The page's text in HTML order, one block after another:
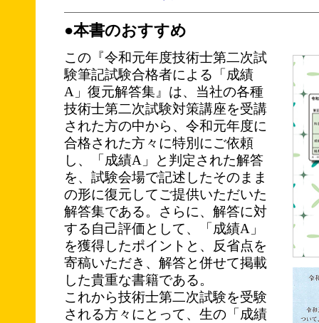
●本書のおすすめ
この『令和元年度技術士第二次試
験筆記試験合格者による「成績
A」復元解答集』は、当社の各種
技術士第二次試験対策講座を受講
された方の中から、令和元年度に
合格された方々に特別にご依頼
し、「成績A」と判定された解答
を、試験会場で記述したそのまま
の形に復元してご提供いただいた
解答集である。さらに、解答に対
する自己評価として、「成績A」
を獲得したポイントと、反省点を
寄稿いただき、解答と併せて掲載
した貴重な書籍である。
これから技術士第二次試験を受験
される方々にとって、生の「成績